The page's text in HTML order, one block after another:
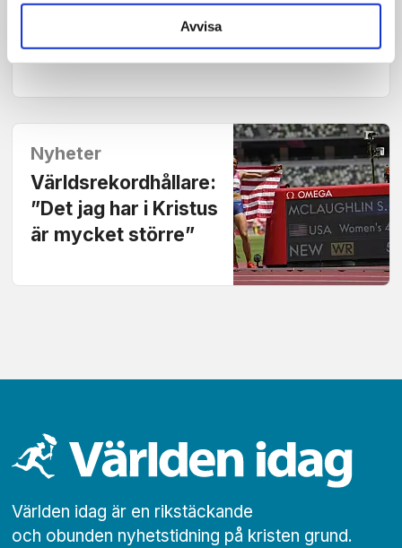
Avvisa
Krossade eget världsrekord –
tackade Gud efter loppet
Nyheter
Världsrekordhållare:
”Det jag har i Kristus
är mycket större”
Världen idag är en rikstäckande
och obunden nyhets­­­tidning på kristen grund.